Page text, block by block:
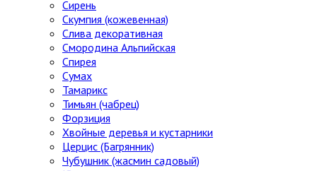
Сирень
Скумпия (кожевенная)
Слива декоративная
Смородина Альпийская
Спирея
Сумах
Тамарикс
Тимьян (чабрец)
Форзиция
Хвойные деревья и кустарники
Церцис (Багрянник)
Чубушник (жасмин садовый)